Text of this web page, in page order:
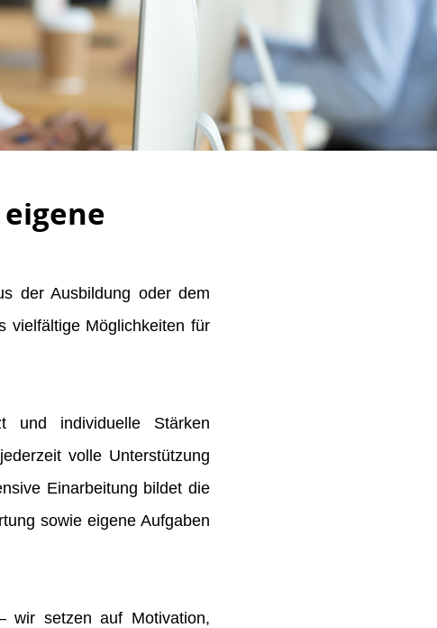
der Ausbildung oder dem
vielfältige Möglichkeiten für
und individuelle Stärken
volle Unterstützung
Einarbeitung bildet die
sowie eigene Aufgaben
wir setzen auf Motivation,